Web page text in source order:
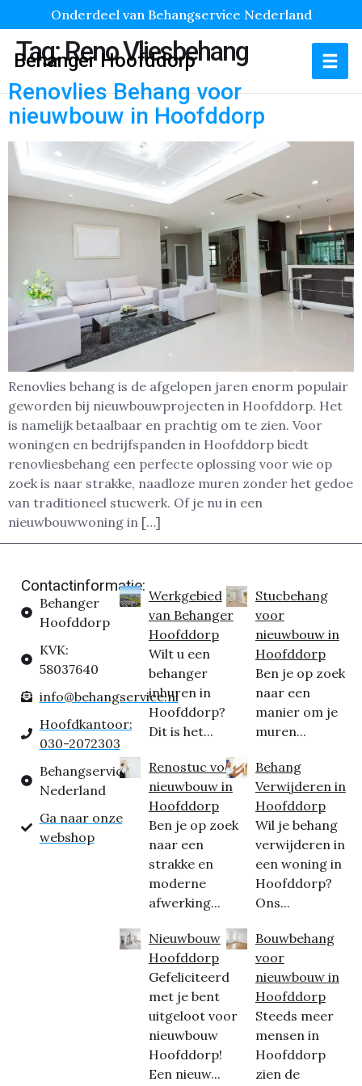
Onderdeel van Behangservice Nederland
Behanger Hoofddorp
Tag:Reno Vliesbehang
Renovlies Behang voor
nieuwbouw in Hoofddorp
Renovlies behang is de afgelopen jaren enorm populair
geworden bij nieuwbouwprojecten in Hoofddorp. Het
is namelijk betaalbaar en prachtig om te zien. Voor
woningen en bedrijfspanden in Hoofddorp biedt
renovliesbehang een perfecte oplossing voor wie op
zoek is naar strakke, naadloze muren zonder het gedoe
van traditioneel stucwerk. Of je nu in een
nieuwbouwwoning in […]
Contactinformatie:
Behanger
Hoofddorp
KVK:
58037640
info@behangservice.nl
Hoofdkantoor:
030-2072303
Behangservice
Nederland
Ga naar onze
webshop
Werkgebied
van Behanger
Hoofddorp
Wilt u een
behanger
inhuren in
Hoofddorp?
Dit is het...
Renostuc voor
nieuwbouw in
Hoofddorp
Ben je op zoek
naar een
strakke en
moderne
afwerking...
Nieuwbouw
Hoofddorp
Gefeliciteerd
met je bent
uitgeloot voor
nieuwbouw
Hoofddorp!
Een nieuw...
Stucbehang
voor
nieuwbouw in
Hoofddorp
Ben je op zoek
naar een
manier om je
muren...
Behang
Verwijderen in
Hoofddorp
Wil je behang
verwijderen in
een woning in
Hoofddorp?
Ons...
Bouwbehang
voor
nieuwbouw in
Hoofddorp
Steeds meer
mensen in
Hoofddorp
zien de